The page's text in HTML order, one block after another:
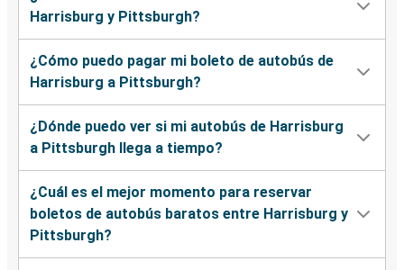
Harrisburg y Pittsburgh?
¿Cómo puedo pagar mi boleto de autobús de
Harrisburg a Pittsburgh?
¿Dónde puedo ver si mi autobús de Harrisburg
a Pittsburgh llega a tiempo?
¿Cuál es el mejor momento para reservar
boletos de autobús baratos entre Harrisburg y
Pittsburgh?